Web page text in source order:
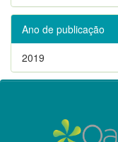
Ano de publicação
2019